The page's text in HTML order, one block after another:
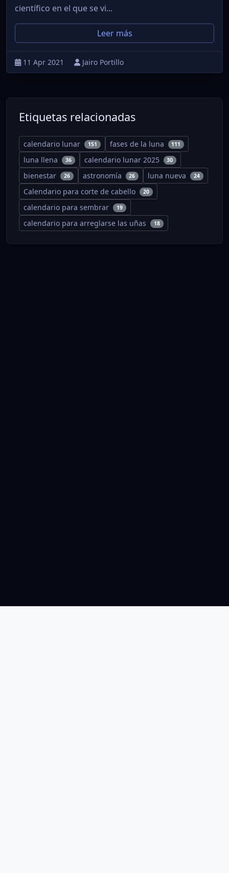
científico en el que se vi...
Leer más
11 Apr 2021 Jairo Portillo
Etiquetas relacionadas
calendario lunar 151 fases de la luna 111
luna llena 36 calendario lunar 2025 30
bienestar 26 astronomía 26 luna nueva 24
Calendario para corte de cabello 20
calendario para sembrar 19
calendario para arreglarse las uñas 18